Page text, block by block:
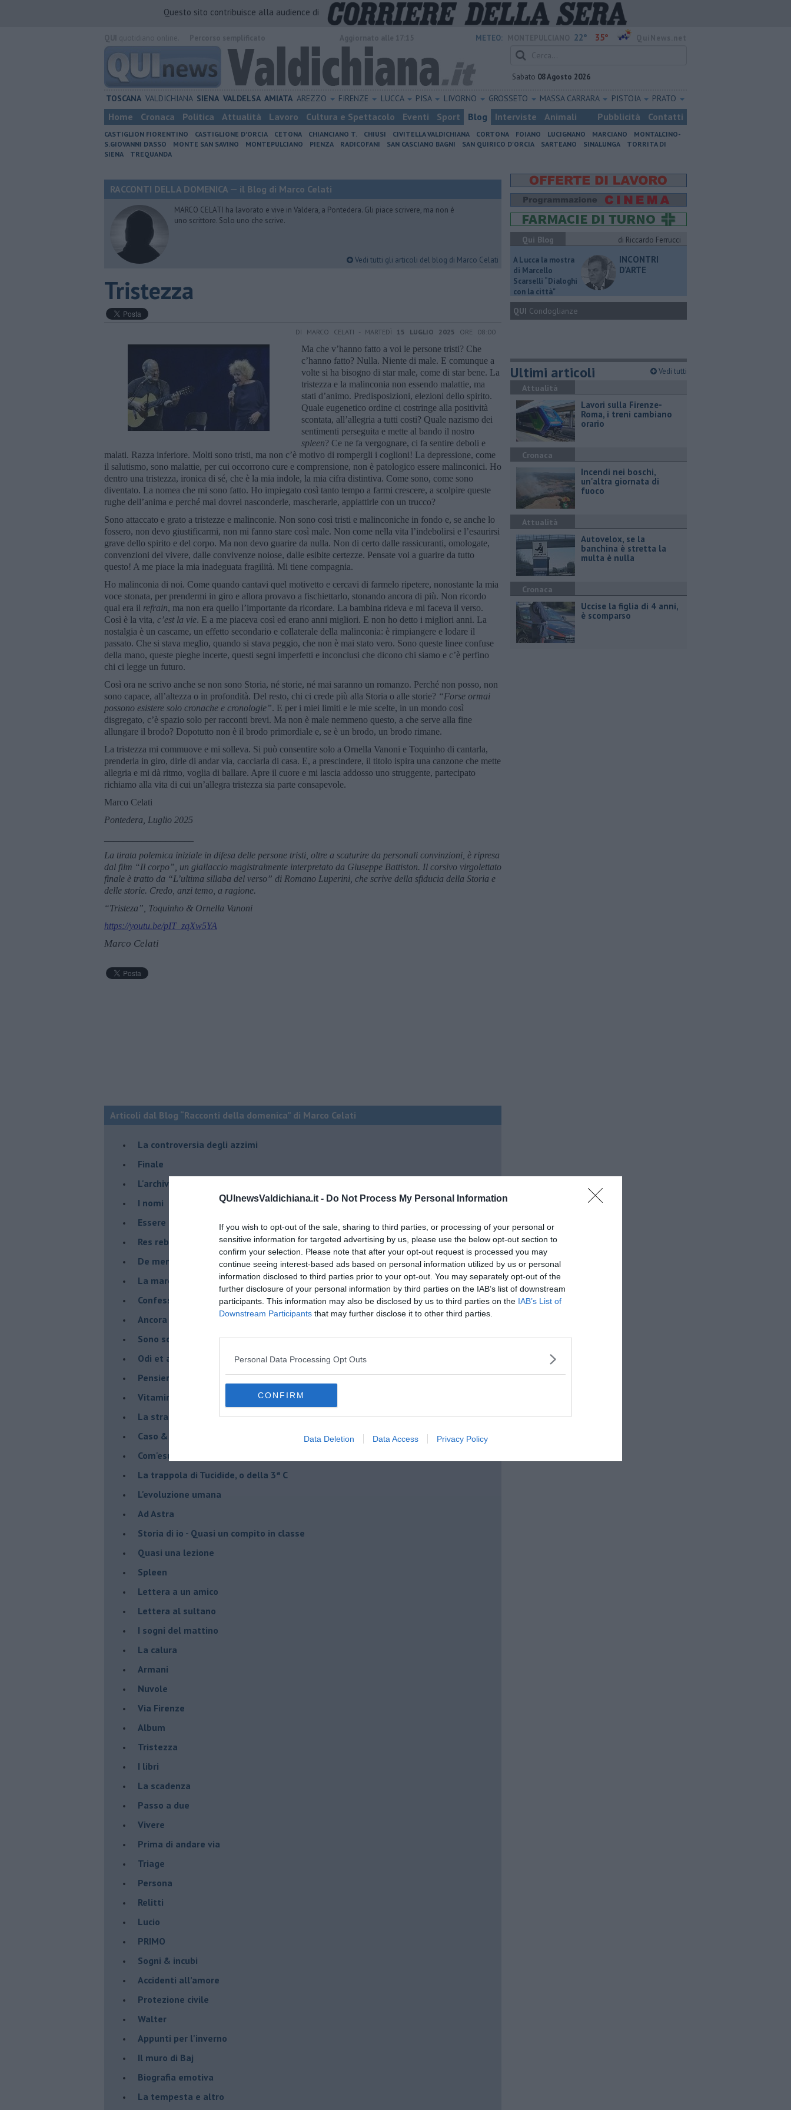
QUInewsValdichiana.it - Do Not Process My Personal Information
If you wish to opt-out of the sale, sharing to third parties, or processing of your personal or
sensitive information for targeted advertising by us, please use the below opt-out section to
confirm your selection. Please note that after your opt-out request is processed you may
continue seeing interest-based ads based on personal information utilized by us or personal
information disclosed to third parties prior to your opt-out. You may separately opt-out of the
further disclosure of your personal information by third parties on the IAB’s list of downstream
participants. This information may also be disclosed by us to third parties on the IAB’s List of
Downstream Participants that may further disclose it to other third parties.
Personal Data Processing Opt Outs
CONFIRM
Data Deletion Data Access Privacy Policy
Questo sito contribuisce alla audience di
METEO: 22° 35°
Sabato 08 Agosto 2026
TOSCANA VALDICHIANA SIENA VALDELSA AMIATA AREZZO FIRENZE LUCCA PISA LIVORNO GROSSETO MASSA CARRARA PISTOIA PRATO
Home Cronaca Politica Attualità Lavoro Cultura e Spettacolo Eventi Sport Blog Interviste Animali Pubblicità Contatti
CASTIGLION FIORENTINO CASTIGLIONE D'ORCIA CETONA CHIANCIANO T. CHIUSI CIVITELLA VALDICHIANA CORTONA FOIANO LUCIGNANO MARCIANO
MONTALCINO-
S.GIOVANNI D'ASSO
MONTE SAN SAVINO MONTEPULCIANO PIENZA RADICOFANI SAN CASCIANO BAGNI SAN QUIRICO D'ORCIA SARTEANO SINALUNGA
TORRITA DI
SIENA
TREQUANDA
RACCONTI DELLA DOMENICA — il Blog di Marco Celati
MARCO CELATI ha lavorato e vive in Valdera, a Pontedera. Gli piace scrivere, ma non è
uno scrittore. Solo uno che scrive.
Vedi tutti gli articoli del blog di Marco Celati
Tristezza
DI MARCO CELATI - MARTEDÌ 15 LUGLIO 2025 ORE 08:00
Ma che v’hanno fatto a voi le persone tristi? Che
c’hanno fatto? Nulla. Niente di male. E comunque a
volte si ha bisogno di star male, come di star bene. La
tristezza e la malinconia non essendo malattie, ma
stati d’animo. Predisposizioni, elezioni dello spirito.
Quale eugenetico ordine ci costringe alla positività
scontata, all’allegria a tutti costi? Quale nazismo dei
sentimenti perseguita e mette al bando il nostro
spleen? Ce ne fa vergognare, ci fa sentire deboli e
malati. Razza inferiore. Molti sono tristi, ma non c’è motivo di rompergli i coglioni! La depressione, come
il salutismo, sono malattie, per cui occorrono cure e comprensione, non è patologico essere malinconici. Ho
dentro una tristezza, ironica di sé, che è la mia indole, la mia cifra distintiva. Come sono, come sono
diventato. La nomea che mi sono fatto. Ho impiegato così tanto tempo a farmi crescere, a scolpire queste
rughe dell’anima e perché mai dovrei nasconderle, mascherarle, appiattirle con un trucco?
Sono attaccato e grato a tristezze e malinconie. Non sono così tristi e malinconiche in fondo e, se anche lo
fossero, non devo giustificarmi, non mi fanno stare così male. Non come nella vita l’indebolirsi e l’esaurirsi
grave dello spirito e del corpo. Ma non devo guarire da nulla. Non di certo dalle rassicuranti, omologate,
convenzioni del vivere, dalle convivenze noiose, dalle esibite certezze. Pensate voi a guarire da tutto
questo! A me piace la mia inadeguata fragilità. Mi tiene compagnia.
Ho malinconia di noi. Come quando cantavi quel motivetto e cercavi di farmelo ripetere, nonostante la mia
voce stonata, per prendermi in giro e allora provavo a fischiettarlo, stonando ancora di più. Non ricordo
qual era il refrain, ma non era quello l’importante da ricordare. La bambina rideva e mi faceva il verso.
Così è la vita, c’est la vie. E a me piaceva così ed erano anni migliori. E non ho detto i migliori anni. La
nostalgia è un cascame, un effetto secondario e collaterale della malinconia: è rimpiangere e lodare il
passato. Che si stava meglio, quando si stava peggio, che non è mai stato vero. Sono queste linee confuse
della mano, queste pieghe incerte, questi segni imperfetti e inconclusi che dicono chi siamo e c’è perfino
chi ci legge un futuro.
Così ora ne scrivo anche se non sono Storia, né storie, né mai saranno un romanzo. Perché non posso, non
sono capace, all’altezza o in profondità. Del resto, chi ci crede più alla Storia o alle storie? “Forse ormai
possono esistere solo cronache e cronologie”. E per i miei limiti e le mie scelte, in un mondo così
disgregato, c’è spazio solo per racconti brevi. Ma non è male nemmeno questo, a che serve alla fine
allungare il brodo? Dopotutto non è il brodo primordiale e, se è un brodo, un brodo rimane.
La tristezza mi commuove e mi solleva. Si può consentire solo a Ornella Vanoni e Toquinho di cantarla,
prenderla in giro, dirle di andar via, cacciarla di casa. E, a prescindere, il titolo ispira una canzone che mette
allegria e mi dà ritmo, voglia di ballare. Apre il cuore e mi lascia addosso uno struggente, partecipato
richiamo alla vita di cui un’allegra tristezza sia parte consapevole.
Marco Celati
Pontedera, Luglio 2025
La tirata polemica iniziale in difesa delle persone tristi, oltre a scaturire da personali convinzioni, è ripresa
dal film “Il corpo”, un giallaccio magistralmente interpretato da Giuseppe Battiston. Il corsivo virgolettato
finale è tratto da “L’ultima sillaba del verso” di Romano Luperini, che scrive della sfiducia della Storia e
delle storie. Credo, anzi temo, a ragione.
“Tristeza”, Toquinho & Ornella Vanoni
https://youtu.be/pIT_zqXw5YA
Marco Celati
Articoli dal Blog “Racconti della domenica” di Marco Celati
La controversia degli azzimi
Finale
L'archivio
I nomi
Essere
Res rebus
De mente
La marcia
Confessioni del pappagallo
Ancora pensieri & disordine
Sono solo parole
Odi et amo
Pensieri in disordine sparso
Vitamina D
La strada
Caso & cambiamento
Com'esuli pensieri
La trappola di Tucidide, o della 3ª C
L'evoluzione umana
Ad Astra
Storia di io - Quasi un compito in classe
Quasi una lezione
Spleen
Lettera a un amico
Lettera al sultano
I sogni del mattino
La calura
Armani
Nuvole
Via Firenze
Album
Tristezza
I libri
La scadenza
Passo a due
Vivere
Prima di andare via
Triage
Persona
Relitti
Lucio
PRIMO
Sogni & incubi
Accidenti all’amore
Protezione civile
Walter
Appunti per l'inverno
Il muro di Baj
Biografia emotiva
La tempesta e altro
Qui Blog
di Riccardo Ferrucci
A Lucca la mostra
di Marcello
Scarselli “Dialoghi
con la città"
INCONTRI
D'ARTE
QUI Condoglianze
Ultimi articoli Vedi tutti
Attualità
Lavori sulla Firenze-
Roma, i treni cambiano
orario
Cronaca
Incendi nei boschi,
un'altra giornata di
fuoco
Attualità
Autovelox, se la
banchina è stretta la
multa è nulla
Cronaca
Uccise la figlia di 4 anni,
è scomparso